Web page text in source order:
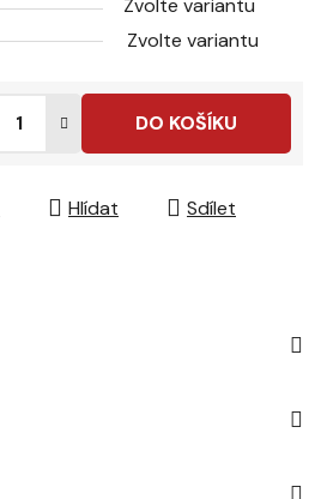
Zvolte variantu
Zvolte variantu
DO KOŠÍKU
Hlídat Sdílet